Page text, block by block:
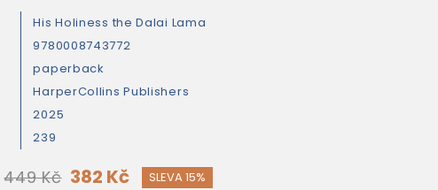
His Holiness the Dalai Lama
9780008743772
paperback
HarperCollins Publishers
2025
239
449 Kč 382 Kč SLEVA 15%